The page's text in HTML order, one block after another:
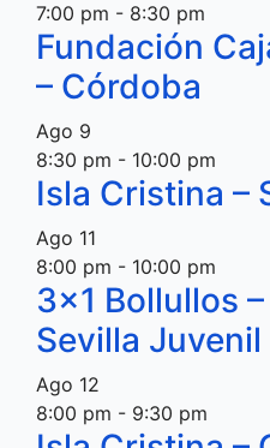
7:00 pm - 8:30 pm
Fundación
– Córdoba
Ago 9
8:30 pm - 10:00 pm
Isla Cristina –
Ago 11
8:00 pm - 10:00 pm
3×1 Bollullos
Sevilla Juvenil
Ago 12
8:00 pm - 9:30 pm